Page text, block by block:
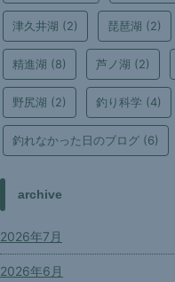
津久井湖 (2) 琵琶湖 (2)
精進湖 (8) 芦ノ湖 (2)
野尻湖 (2) 釣り科学 (4)
釣れなかった日のブログ (6)
archive
2026年7月
2026年6月